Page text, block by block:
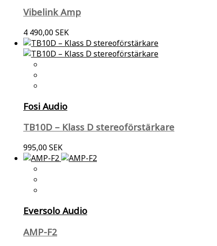
Vibelink Amp
4 490,00 SEK
Fosi Audio
TB10D – Klass D stereoförstärkare
995,00 SEK
Eversolo Audio
AMP-F2